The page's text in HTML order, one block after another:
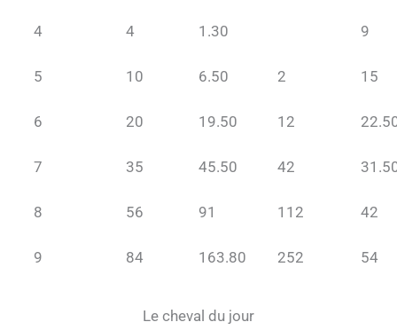
4 4 1.30 9
5 10 6.50 2 15
6 20 19.50 12
7 35 45.50 42
8 56 91 112 42
9 84 163.80 252 54
Le cheval du jour